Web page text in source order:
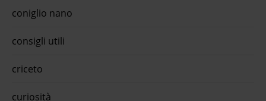
coniglio nano
consigli utili
criceto
curiosità